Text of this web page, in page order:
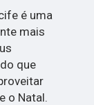
é uma
mais
que
o Natal.